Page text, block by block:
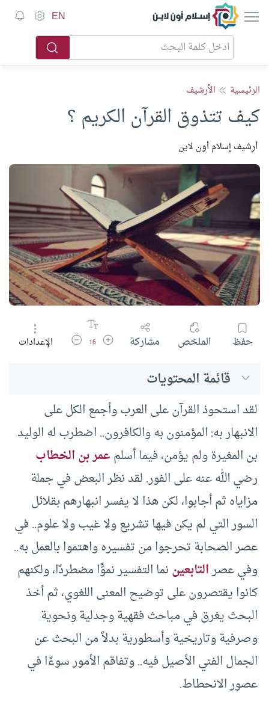
إسلام أون لاين EN
الرئيسية الأرشيف
كيف تتذوق القرآن الكريم ؟
أرشيف إسلام أون لاين
حفظ الملخص مشاركة زيادة حجم الخط
16 تقليل حجم الخط
الإعدادات
قائمة المحتويات
لقد استحوذ القرآن على العرب وأجمع الكل على
الانبهار به: المؤمنون به والكافرون.. اضطرب له الوليد
بن المغيرة ولم يؤمن، فيما أسلمعمر بن الخطاب
رضي الله عنه على الفور. لقد نظر البعض في جملة
مزاياه ثم أجابوا، لكن هذا لا يفسر انبهارهم بقلائل
السور التي لم يكن فيها تشريع ولا غيب ولا علوم.. في
عصر الصحابة تحرجوا من تفسيره واهتموا بالعمل به..
وفي عصرالتابعيننما التفسير نموًّا مضطردًا، ولكنهم
كانوا يقتصرون على توضيح المعنى اللغوي، ثم أخذ
البحث يغرق في مباحث فقهية وجدلية ونحوية
وصرفية وتاريخية وأسطورية بدلاً من البحث عن
الجمال الفني الأصيل فيه.. وتفاقم الأمور سوءًا في
عصور الانحطاط.